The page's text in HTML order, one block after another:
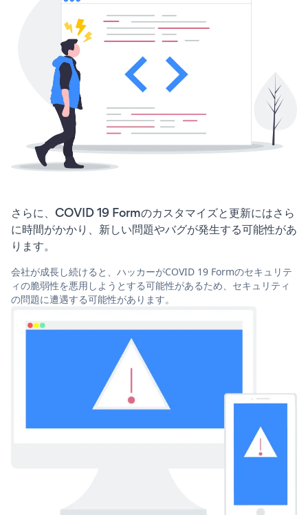
さらに、COVID 19 Formのカスタマイズと更新にはさら
に時間がかかり、新しい問題やバグが発生する可能性があ
ります。
会社が成長し続けると、ハッカーがCOVID 19 Formのセキュリテ
ィの脆弱性を悪用しようとする可能性があるため、セキュリティ
の問題に遭遇する可能性があります。